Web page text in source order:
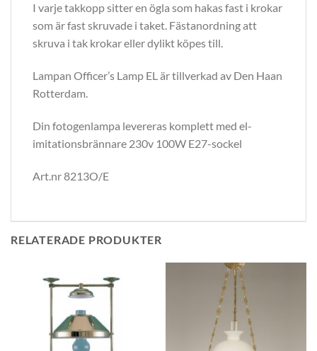
I varje takkopp sitter en ögla som hakas fast i krokar
som är fast skruvade i taket. Fästanordning att
skruva i tak krokar eller dylikt köpes till.
Lampan Officer’s Lamp EL är tillverkad av Den Haan
Rotterdam.
Din fotogenlampa levereras komplett med el-
imitationsbrännare 230v 100W E27-sockel
Art.nr 8213O/E
RELATERADE PRODUKTER